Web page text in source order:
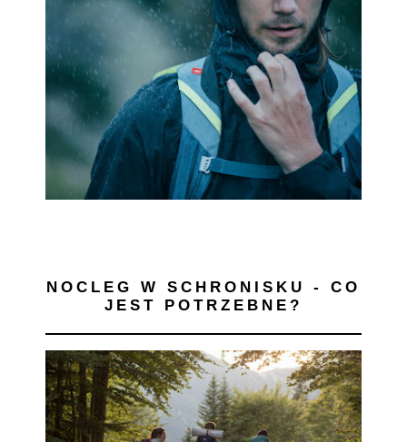
NOCLEG W SCHRONISKU - CO
JEST POTRZEBNE?